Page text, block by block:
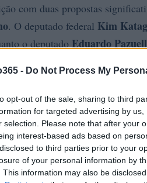
- Do Not Process My
opt-out of the sale, sharing to third
for targeted advertising by
selection. Please note that after your
interest-based ads based on
to third parties prior to your
of your personal information by
This information may also be
com duas propostas
. O deputado federal Kim
o deputado Eduardo